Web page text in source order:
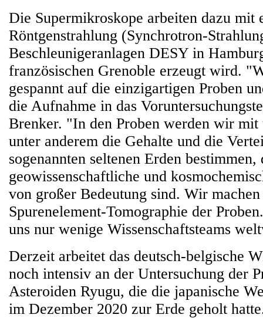
Die Supermikroskope arbeiten dazu mit
Röntgenstrahlung (Synchrotron-
Beschleunigeranlagen DESY in
französischen Grenoble erzeugt wird.
gespannt auf die einzigartigen Proben
die Aufnahme in das
Brenker. "In den Proben werden wir mit
unter anderem die Gehalte und die
sogenannten seltenen Erden
geowissenschaftliche und
von großer Bedeutung sind. Wir
Spurenelement-Tomographie der
uns nur wenige Wissenschaftsteams
Derzeit arbeitet das deutsch-belgische
noch intensiv an der Untersuchung der
Asteroiden Ryugu, die die japanische
im Dezember 2020 zur Erde geholt